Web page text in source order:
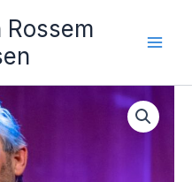
Rossem